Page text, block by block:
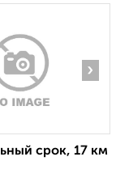
›
срок, 17 км